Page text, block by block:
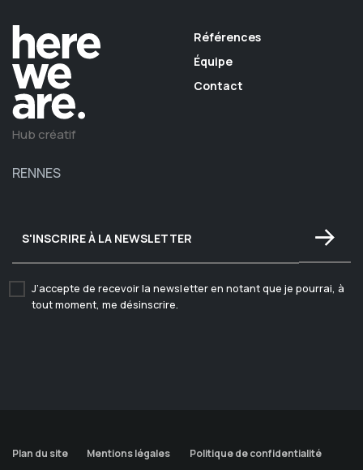
Hub créatif
Références
Équipe
Contact
RENNES
J’accepte de recevoir la newsletter en notant que je pourrai, à
tout moment, me désinscrire.
Plan du site Mentions légales Politique de confidentialité